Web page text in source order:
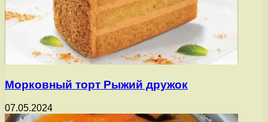
Морковный торт Рыжий дружок
07.05.2024